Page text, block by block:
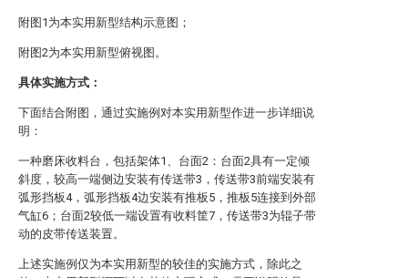
附图1为本实用新型结构示意图；
附图2为本实用新型俯视图。
具体实施方式：
下面结合附图，通过实施例对本实用新型作进一步详细说
明：
一种磨床收料台，包括架体1、台面2：台面2具有一定倾
斜度，较高一端侧边安装有传送带3，传送带3前端安装有
弧形挡板4，弧形挡板4边安装有推板5，推板5连接到外部
气缸6；台面2较低一端设置有收料筐7，传送带3为辊子带
动的皮带传送装置。
上述实施例仅为本实用新型的较佳的实施方式，除此之